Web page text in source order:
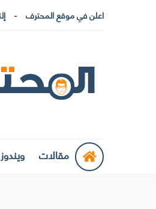
اعلن في موقع المحترف
مقالات ويندوز